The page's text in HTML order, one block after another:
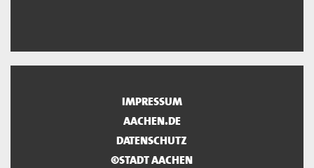
IMPRESSUM
AACHEN.DE
DATENSCHUTZ
©STADT AACHEN